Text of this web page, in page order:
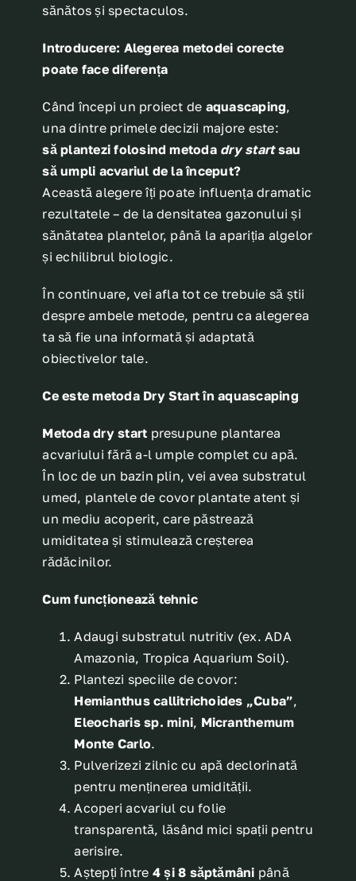
sănătos și spectaculos.
Introducere: Alegerea metodei corecte
poate face diferența
Când începi un proiect de aquascaping,
una dintre primele decizii majore este:
să plantezi folosind metoda dry startsau
să umpli acvariul de la început?
Această alegere îți poate influența dramatic
rezultatele – de la densitatea gazonului și
sănătatea plantelor, până la apariția algelor
și echilibrul biologic.
În continuare, vei afla tot ce trebuie să știi
despre ambele metode, pentru ca alegerea
ta să fie una informată și adaptată
obiectivelor tale.
Ce este metoda Dry Start în aquascaping
Metoda dry start presupune plantarea
acvariului fără a-l umple complet cu apă.
În loc de un bazin plin, vei avea substratul
umed, plantele de covor plantate atent și
un mediu acoperit, care păstrează
umiditatea și stimulează creșterea
rădăcinilor.
Cum funcționează tehnic
Adaugi substratul nutritiv (ex. ADA
Amazonia, Tropica Aquarium Soil).
Plantezi speciile de covor:
Hemianthus callitrichoides „Cuba”,
Eleocharis sp. mini, Micranthemum
Monte Carlo.
Pulverizezi zilnic cu apă declorinată
pentru menținerea umidității.
Acoperi acvariul cu folie
transparentă, lăsând mici spații pentru
aerisire.
Aștepți între 4 și 8 săptămâni până